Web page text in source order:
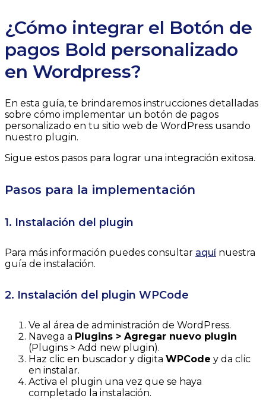
¿Cómo integrar el Botón de
pagos Bold personalizado
en Wordpress?
En esta guía, te brindaremos instrucciones detalladas
sobre cómo implementar un botón de pagos
personalizado en tu sitio web de WordPress usando
nuestro plugin.
Sigue estos pasos para lograr una integración exitosa.
Pasos para la implementación
1. Instalación del plugin
Para más información puedes consultar aquínuestra
guía de instalación.
2. Instalación del plugin WPCode
Ve al área de administración de WordPress.
Navega a Plugins > Agregar nuevo plugin
(Plugins > Add new plugin).
Haz clic en buscador y digita WPCode y da clic
en instalar.
Activa el plugin una vez que se haya
completado la instalación.